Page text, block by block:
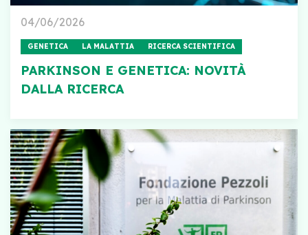
04/06/2026
GENETICA LA MALATTIA RICERCA SCIENTIFICA
PARKINSON E GENETICA: NOVITÀ
DALLA RICERCA